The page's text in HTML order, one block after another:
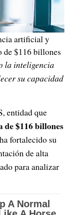
artificial y
de $116 billones
la inteligencia
su capacidad
entidad que
de $116 billones
fortalecido su
de alta
para analizar